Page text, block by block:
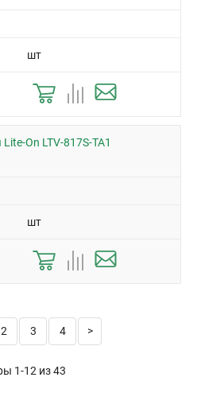
шт
On LTV-817S-TA1
шт
2 3 4
1-12 из43